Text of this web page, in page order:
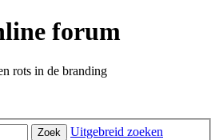
forum
rots in de branding
Zoek Uitgebreid zoeken